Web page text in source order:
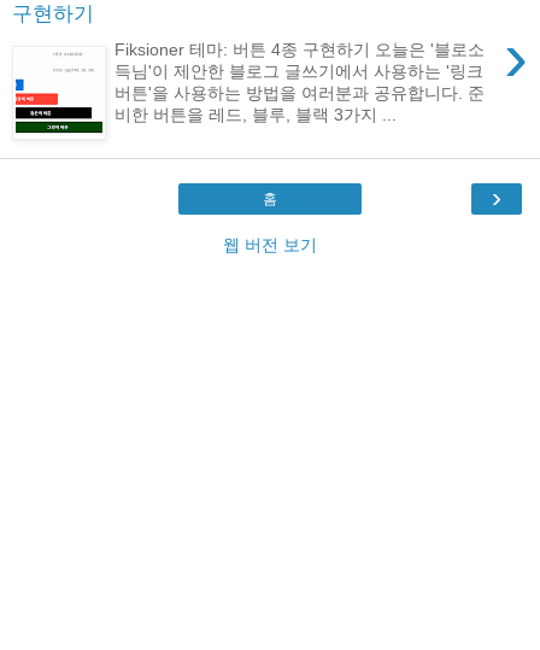
구현하기
›
Fiksioner 테마: 버튼 4종 구현하기 오늘은 '블로소
득님'이 제안한 블로그 글쓰기에서 사용하는 '링크
버튼'을 사용하는 방법을 여러분과 공유합니다. 준
비한 버튼을 레드, 블루, 블랙 3가지 ...
›
홈
웹 버전 보기